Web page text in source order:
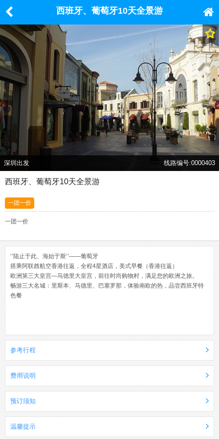
西班牙、葡萄牙10天全景游
深圳出发 线路编号:0000403
西班牙、葡萄牙10天全景游
一团一价
一团一价
‘’陆止于此、海始于斯‘’——葡萄牙
搭乘阿联酋航空香港往返，全程4星酒店，美式早餐（香港往返）
欧洲第三大皇宫—马德里大皇宫，前往时尚购物村，满足您的欧洲之旅。
畅游三大名城：里斯本、马德里、巴塞罗那，体验南欧的热，品尝西班牙特
色餐
参考行程
费用说明
预订须知
温馨提示